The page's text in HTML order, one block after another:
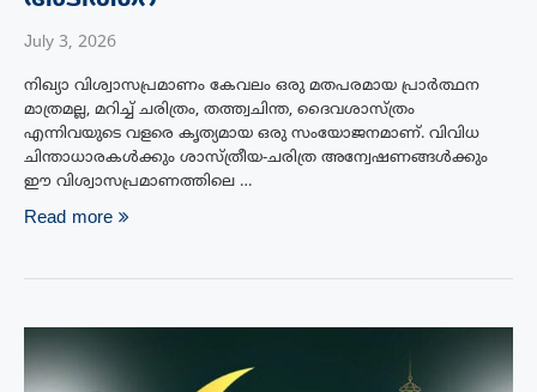
July 3, 2026
നിഖ്യാ വിശ്വാസപ്രമാണം കേവലം ഒരു മതപരമായ പ്രാർത്ഥന
മാത്രമല്ല, മറിച്ച് ചരിത്രം, തത്ത്വചിന്ത, ദൈവശാസ്ത്രം
എന്നിവയുടെ വളരെ കൃത്യമായ ഒരു സംയോജനമാണ്. വിവിധ
ചിന്താധാരകൾക്കും ശാസ്ത്രീയ-ചരിത്ര അന്വേഷണങ്ങൾക്കും
ഈ വിശ്വാസപ്രമാണത്തിലെ …
Read more